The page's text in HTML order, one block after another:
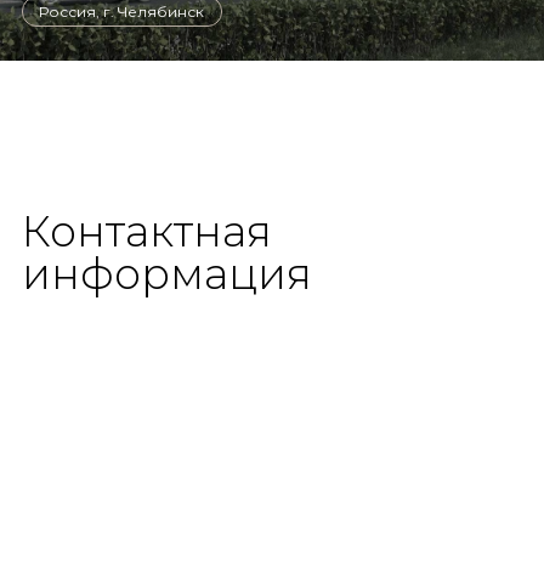
Россия, г. Челябинск
Контактная
информация